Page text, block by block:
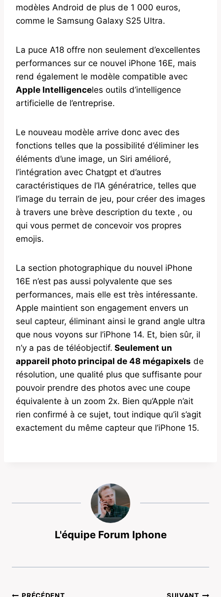
modèles Android de plus de 1 000 euros,
comme le Samsung Galaxy S25 Ultra.
La puce A18 offre non seulement d’excellentes
performances sur ce nouvel iPhone 16E, mais
rend également le modèle compatible avec
Apple Intelligenceles outils d’intelligence
artificielle de l’entreprise.
Le nouveau modèle arrive donc avec des
fonctions telles que la possibilité d’éliminer les
éléments d’une image, un Siri amélioré,
l’intégration avec Chatgpt et d’autres
caractéristiques de l’IA génératrice, telles que
l’image du terrain de jeu, pour créer des images
à travers une brève description du texte , ou
qui vous permet de concevoir vos propres
emojis.
La section photographique du nouvel iPhone
16E n’est pas aussi polyvalente que ses
performances, mais elle est très intéressante.
Apple maintient son engagement envers un
seul capteur, éliminant ainsi le grand angle ultra
que nous voyons sur l’iPhone 14. Et, bien sûr, il
n’y a pas de téléobjectif. Seulement un
appareil photo principal de 48 mégapixels de
résolution, une qualité plus que suffisante pour
pouvoir prendre des photos avec une coupe
équivalente à un zoom 2x. Bien qu’Apple n’ait
rien confirmé à ce sujet, tout indique qu’il s’agit
exactement du même capteur que l’iPhone 15.
L'équipe Forum Iphone